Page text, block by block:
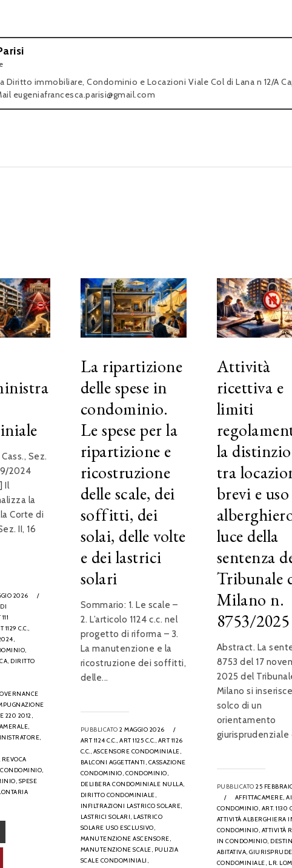
Diritto immobiliare, Condominio e Locazioni Viale Col di Lana n 12/A
eugeniafrancesca.parisi@gmail.com
Sez.
2024
Il
la
Corte di
II, 16
2026
/
1129 C.C.,
DIRITTO
220 2012,
REVOCA
SPESE
La ripartizione
delle spese in
condominio.
Le spese per la
ripartizione e
ricostruzione
delle scale, dei
soffitti, dei
solai, delle volte
e dei lastrici
solari
Sommario: 1. Le scale –
2. L’articolo 1124 c.c. nel
progetto di riforma – 3.
La manutenzione e la
ricostruzione dei soffitti,
delle...
PUBBLICATO2 MAGGIO 2026
/
ART 1124 C.C., ART 1125 C.C., ART 1126
C.C., ASCENSORE CONDOMINIALE,
BALCONI AGGETTANTI, CASSAZIONE
CONDOMINIO, CONDOMINIO,
DELIBERA CONDOMINIALE NULLA,
DIRITTO CONDOMINIALE,
INFILTRAZIONI LASTRICO SOLARE,
LASTRICI SOLARI, LASTRICO
SOLARE USO ESCLUSIVO,
MANUTENZIONE ASCENSORE,
MANUTENZIONE SCALE, PULIZIA
SCALE CONDOMINIALI,
Attività
ricettiva e
limiti
la
tra
brevi e uso
luce della
sentenza
Tribunale
Milano n.
8753/2025
Abstract. La
8753 del 17
2025 del
Milano si
solco di un
orientamento
giurisprudenziale
PUBBLICATO25
/
AFFITTACAMERE,
CONDOMINIO, ART. 1130
ATTIVITÀ ALBERGHIERA
CONDOMINIO, ATTIVITÀ
IN CONDOMINIO,
ABITATIVA,
CONDOMINIALE, L.R.